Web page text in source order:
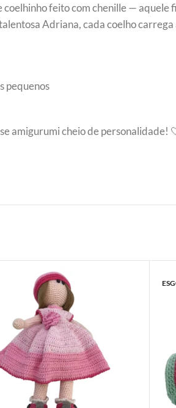
coelhinho feito com chenille —
Adriana, cada coelho carrega
pequenos
amigurumi cheio de personalidade!